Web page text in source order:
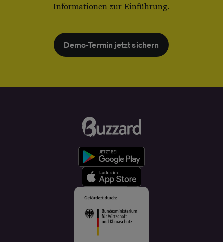
Informationen zur Einführung.
Demo-Termin jetzt sichern